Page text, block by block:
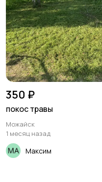
350 ₽
покос травы
Можайск
1 месяц назад
Максим